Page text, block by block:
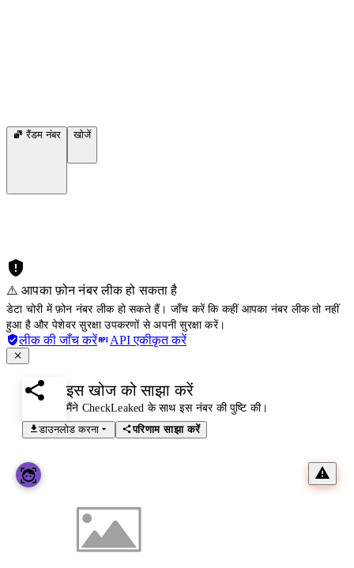
रैंडम नंबर खोजें
⚠️ आपका फ़ोन नंबर लीक हो सकता है
डेटा चोरी में फ़ोन नंबर लीक हो सकते हैं। जाँच करें कि कहीं आपका नंबर लीक तो नहीं
हुआ है और पेशेवर सुरक्षा उपकरणों से अपनी सुरक्षा करें।
लीक की जाँच करें API एकीकृत करें
इस खोज को साझा करें
मैंने CheckLeaked के साथ इस नंबर की पुष्टि की।
डाउनलोड करना
परिणाम साझा करें